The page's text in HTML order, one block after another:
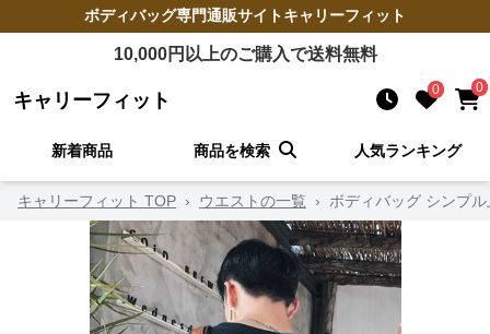
ボディバッグ専門通販サイトキャリーフィット
10,000円以上のご購入で送料無料
キャリーフィット 0 0
新着商品 商品を検索 人気ランキング
キャリーフィット TOP › ウエストの一覧 › ボディバッグ シンプ